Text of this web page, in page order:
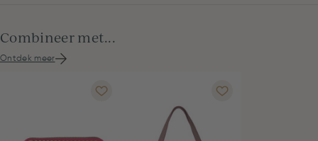
Combineer met...
Ontdek meer